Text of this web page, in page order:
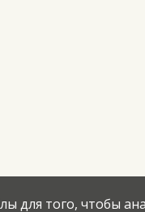
для того, чтобы